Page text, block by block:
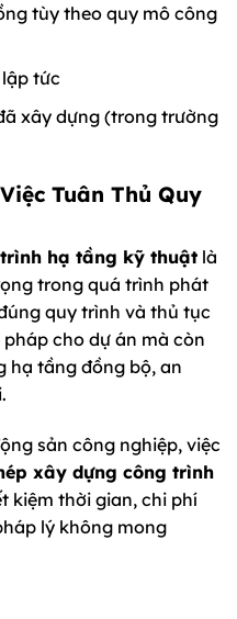
tùy theo quy mô công
tức
xây dựng (trong trường
Tuân Thủ Quy
hạ tầng kỹ thuật là
trong quá trình phát
quy trình và thủ tục
cho dự án mà còn
hạ tầng đồng bộ, an
sản công nghiệp, việc
xây dựng công trình
kiệm thời gian, chi phí
lý không mong